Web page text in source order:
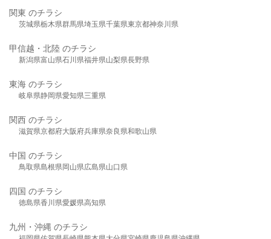
関東 のチラシ
茨城県栃木県群馬県埼玉県千葉県東京都神奈川県
甲信越・北陸 のチラシ
新潟県富山県石川県福井県山梨県長野県
東海 のチラシ
岐阜県静岡県愛知県三重県
関西 のチラシ
滋賀県京都府大阪府兵庫県奈良県和歌山県
中国 のチラシ
鳥取県島根県岡山県広島県山口県
四国 のチラシ
徳島県香川県愛媛県高知県
九州・沖縄 のチラシ